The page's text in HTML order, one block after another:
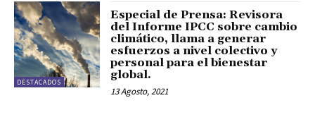
DESTACADOS
Especial de Prensa: Revisora
del Informe IPCC sobre cambio
climático, llama a generar
esfuerzos a nivel colectivo y
personal para el bienestar
global.
13 Agosto, 2021